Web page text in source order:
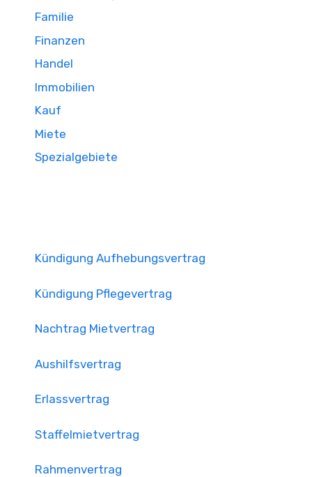
Familie
Finanzen
Handel
Immobilien
Kauf
Miete
Spezialgebiete
Kündigung Aufhebungsvertrag
Kündigung Pflegevertrag
Nachtrag Mietvertrag
Aushilfsvertrag
Erlassvertrag
Staffelmietvertrag
Rahmenvertrag